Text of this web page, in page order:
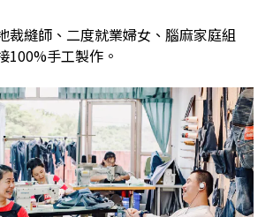
裁縫師、二度就業婦女、腦麻家庭組
100%手工製作。